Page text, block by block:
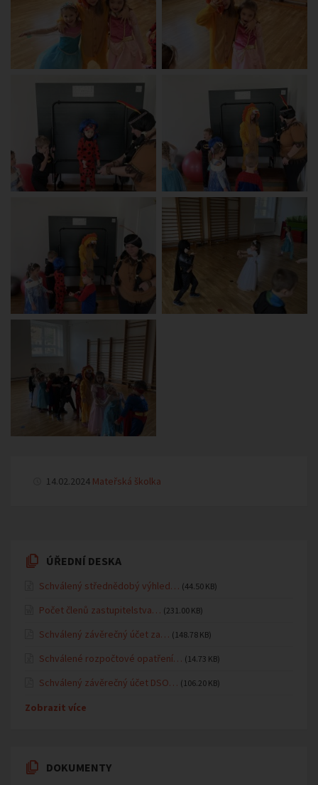
14.02.2024 Mateřská školka
ÚŘEDNÍ DESKA
Schválený střednědobý výhled… (44.50 KB)
Počet členů zastupitelstva… (231.00 KB)
Schválený závěrečný účet za… (148.78 KB)
Schválené rozpočtové opatření… (14.73 KB)
Schválený závěrečný účet DSO… (106.20 KB)
Zobrazit více
DOKUMENTY